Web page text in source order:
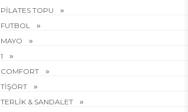
PİLATES TOPU
FUTBOL
MAYO
1
COMFORT
TİŞÖRT
TERLİK & SANDALET